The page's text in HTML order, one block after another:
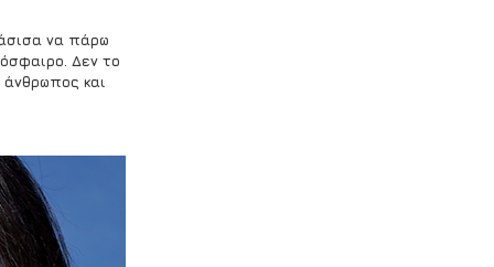
να πάρω
Δεν το
και